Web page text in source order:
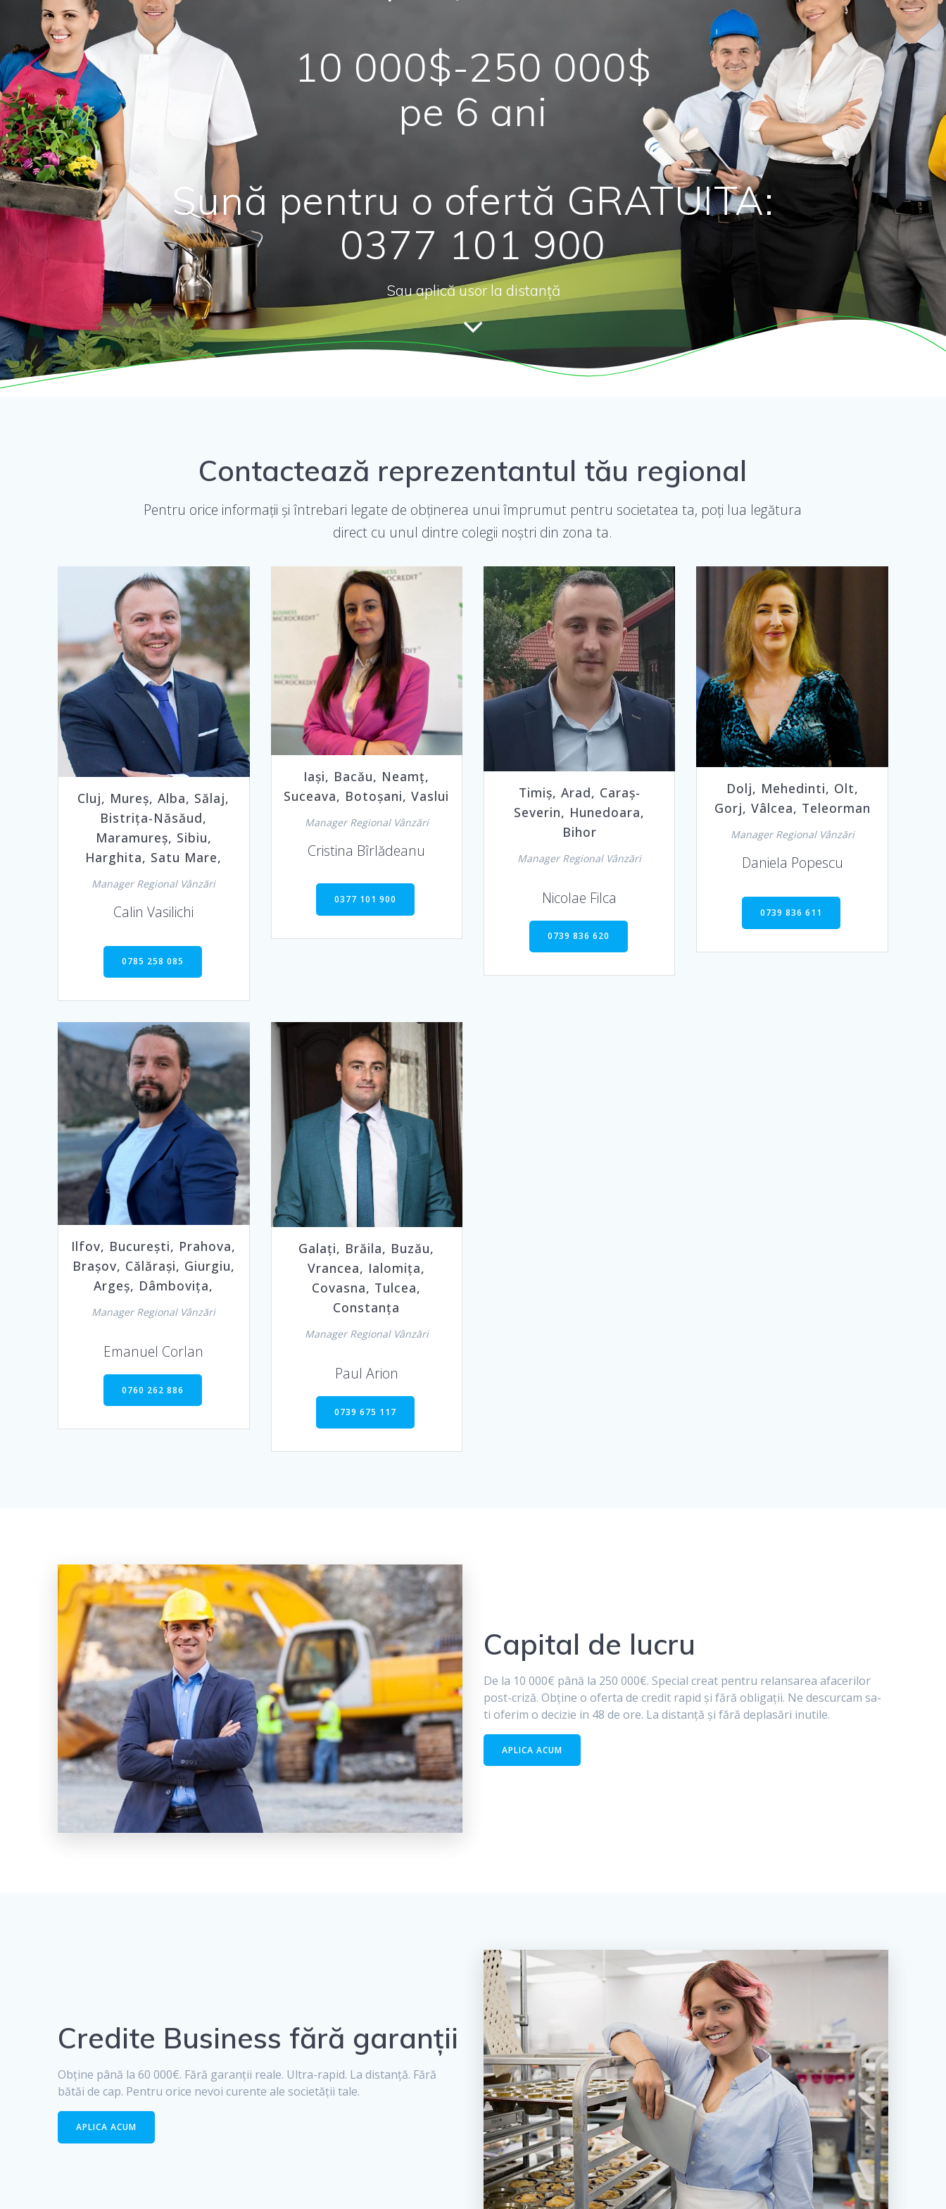
10 000$-250 000$
pe 6 ani
Sună pentru o ofertă GRATUITA:
0377 101 900
Sau aplică usor la distanță
Contactează reprezentantul tău regional
Pentru orice informații și întrebari legate de obținerea unui împrumut pentru societatea ta, poți lua legătura
direct cu unul dintre colegii noștri din zona ta.
Cluj, Mureș, Alba, Sălaj,
Bistrița-Năsăud,
Maramureș, Sibiu,
Harghita, Satu Mare,
Manager Regional Vânzări
Calin Vasilichi
0785 258 085
Iași, Bacău, Neamț,
Suceava, Botoșani, Vaslui
Manager Regional Vânzări
Cristina Bîrlădeanu
0377 101 900
Timiș, Arad, Caraș-
Severin, Hunedoara,
Bihor
Manager Regional Vânzări
Nicolae Filca
0739 836 620
Dolj, Mehedinti, Olt,
Gorj, Vâlcea, Teleorman
Manager Regional Vânzări
Daniela Popescu
0739 836 611
Ilfov, București, Prahova,
Brașov, Călărași, Giurgiu,
Argeș, Dâmbovița,
Manager Regional Vânzări
Emanuel Corlan
0760 262 886
Galați, Brăila, Buzău,
Vrancea, Ialomița,
Covasna, Tulcea,
Constanța
Manager Regional Vânzări
Paul Arion
0739 675 117
Capital de lucru
De la 10 000€ până la 250 000€. Special creat pentru relansarea afacerilor
post-criză. Obține o oferta de credit rapid și fără obligații. Ne descurcam sa-
ti oferim o decizie in 48 de ore. La distanță și fără deplasări inutile.
APLICA ACUM
Credite Business fără garanții
Obține până la 60 000€. Fără garanții reale. Ultra-rapid. La distanță. Fără
bătăi de cap. Pentru orice nevoi curente ale societății tale.
APLICA ACUM